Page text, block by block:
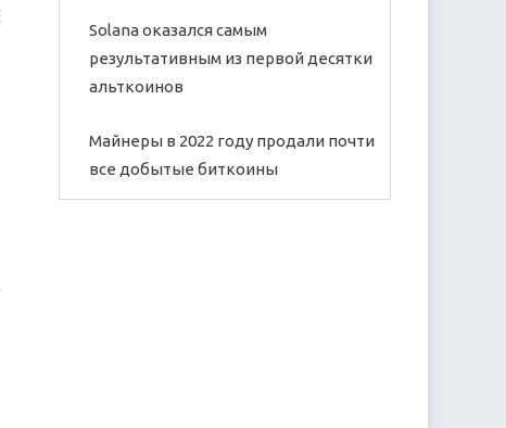
Solana оказался самым
результативным из первой десятки
альткоинов
Майнеры в 2022 году продали почти
все добытые биткоины